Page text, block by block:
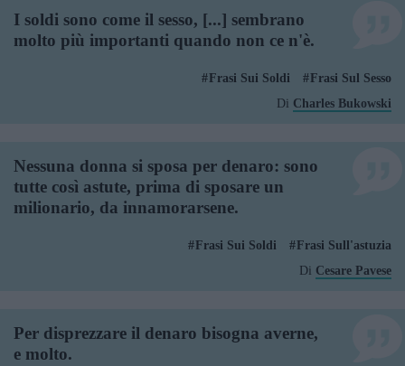
I soldi sono come il sesso, [...] sembrano
molto più importanti quando non ce n'è.
Frasi Sui Soldi
Frasi Sul Sesso
Di Charles Bukowski
Nessuna donna si sposa per denaro: sono
tutte così astute, prima di sposare un
milionario, da innamorarsene.
Frasi Sui Soldi
Frasi Sull'astuzia
Di Cesare Pavese
Per disprezzare il denaro bisogna averne,
e molto.